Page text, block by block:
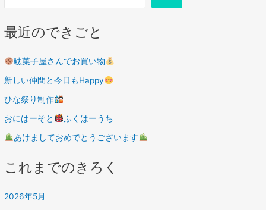
最近のできごと
駄菓子屋さんでお買い物
新しい仲間と今日もHappy
ひな祭り制作
おにはーそと
ふくはーうち
あけましておめでとうございます
これまでのきろく
2026年5月